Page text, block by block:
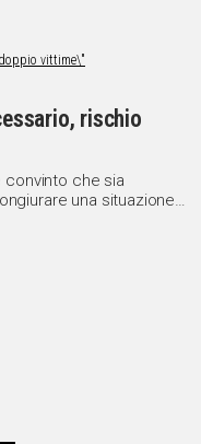
rischio
convinto che sia
una situazione